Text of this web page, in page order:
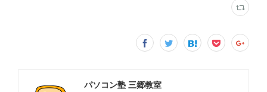
パソコン塾 三郷教室